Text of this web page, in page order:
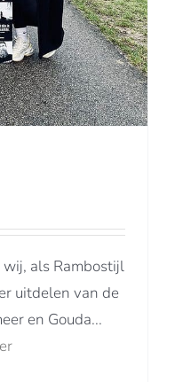
als Rambostijl
uitdelen van de
en Gouda...